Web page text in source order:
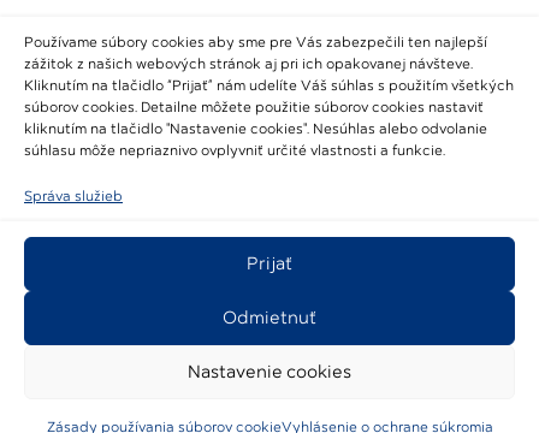
Používame súbory cookies aby sme pre Vás zabezpečili ten najlepší
zážitok z našich webových stránok aj pri ich opakovanej návšteve.
Kliknutím na tlačidlo “Prijať” nám udelíte Váš súhlas s použitím všetkých
súborov cookies. Detailne môžete použitie súborov cookies nastaviť
kliknutím na tlačidlo "Nastavenie cookies". Nesúhlas alebo odvolanie
súhlasu môže nepriaznivo ovplyvniť určité vlastnosti a funkcie.
Správa služieb
Prijať
Odmietnuť
Nastavenie cookies
Zásady používania súborov cookieVyhlásenie o ochrane súkromia
Bádateľský poriadok
Knižničný a výpožičný poriadok
Všeobecné podmienky
2021-2024 © Národné osvetové centrum